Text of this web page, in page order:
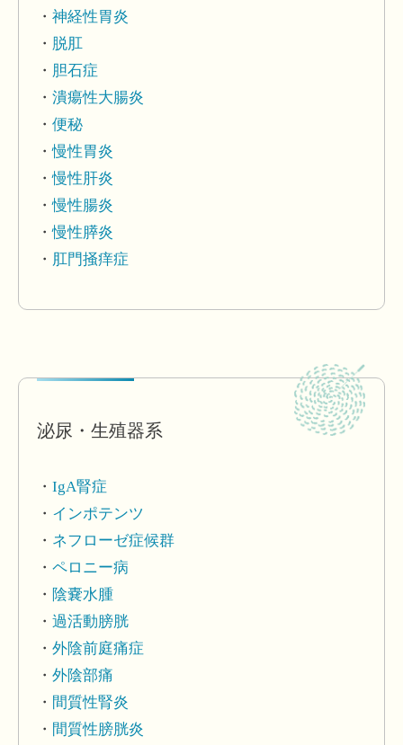
神経性胃炎
脱肛
胆石症
潰瘍性大腸炎
便秘
慢性胃炎
慢性肝炎
慢性腸炎
慢性膵炎
肛門掻痒症
泌尿・生殖器系
IgA腎症
インポテンツ
ネフローゼ症候群
ペロニー病
陰嚢水腫
過活動膀胱
外陰前庭痛症
外陰部痛
間質性腎炎
間質性膀胱炎